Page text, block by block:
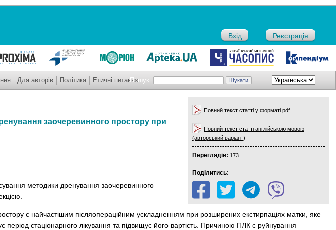
Вхід Реєстрація
Пошук:
Для авторів Політика Етичні питання
Повний текст статті у форматі pdf
Повний текст статті англійською мовою
(авторський варіант)
Переглядів: 173
Поділитись:
заочеревинного простору при
методики дренування заочеревинного
є найчастішим післяопераційним ускладненням при розширених екстирпаціях матки, яке
стаціонарного лікування та підвищує його вартість. Причиною ПЛК є руйнування